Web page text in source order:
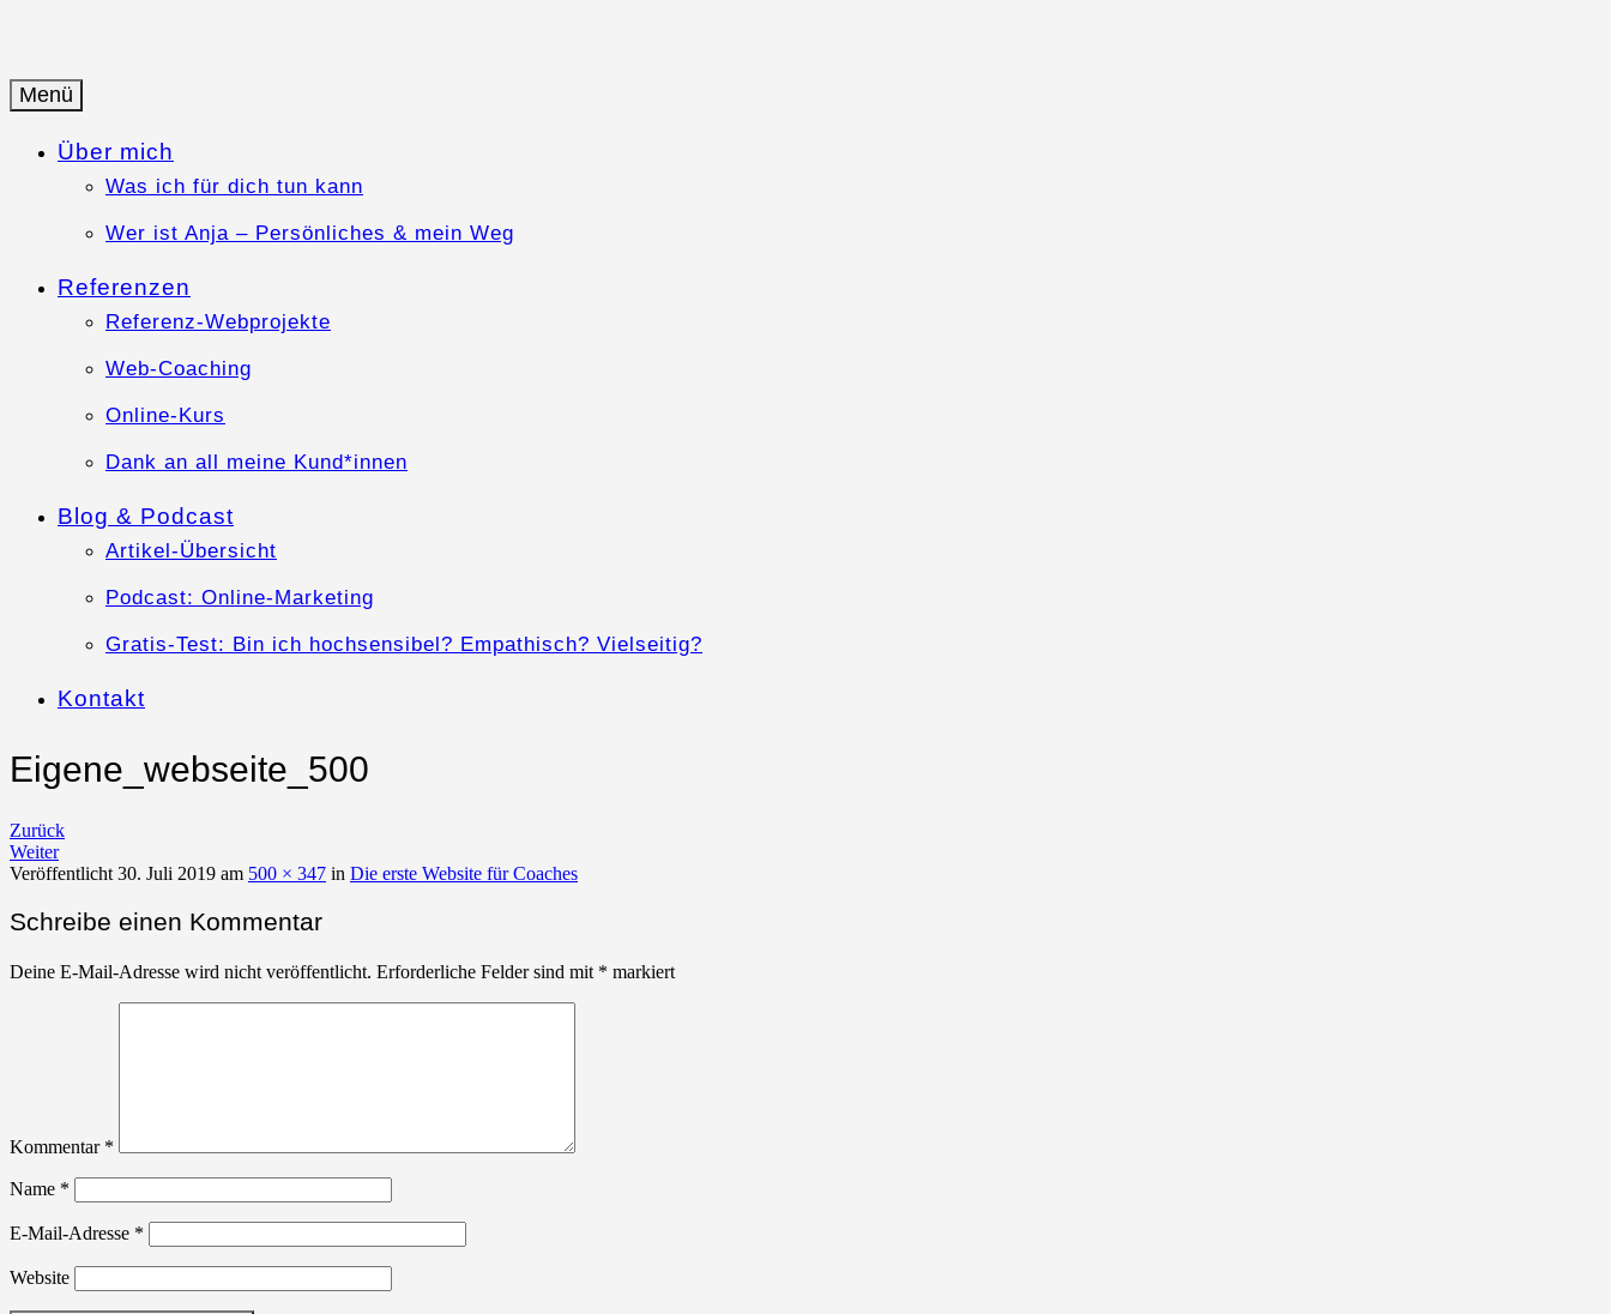
Anja-Teuner.de
Web-Business mit Herz
Menü
Über mich
Was ich für dich tun kann
Wer ist Anja – Persönliches & mein Weg
Referenzen
Referenz-Webprojekte
Web-Coaching
Online-Kurs
Dank an all meine Kund*innen
Blog & Podcast
Artikel-Übersicht
Podcast: Online-Marketing
Gratis-Test: Bin ich hochsensibel? Empathisch? Vielseitig?
Kontakt
Eigene_webseite_500
Zurück
Weiter
Veröffentlicht 30. Juli 2019 am 500 × 347 in Die erste Website für Coaches
Schreibe einen Kommentar
Deine E-Mail-Adresse wird nicht veröffentlicht. Erforderliche Felder sind mit * markiert
Kommentar *
Name *
E-Mail-Adresse *
Website